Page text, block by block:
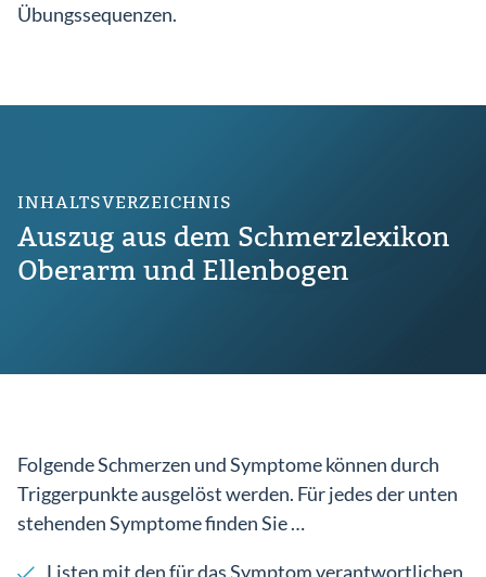
Übungssequenzen.
INHALTSVERZEICHNIS
Auszug aus dem Schmerzlexikon
Oberarm und Ellenbogen
Folgende Schmerzen und Symptome können durch
Triggerpunkte ausgelöst werden. Für jedes der unten
stehenden Symptome finden Sie …
Listen mit den für das Symptom verantwortlichen